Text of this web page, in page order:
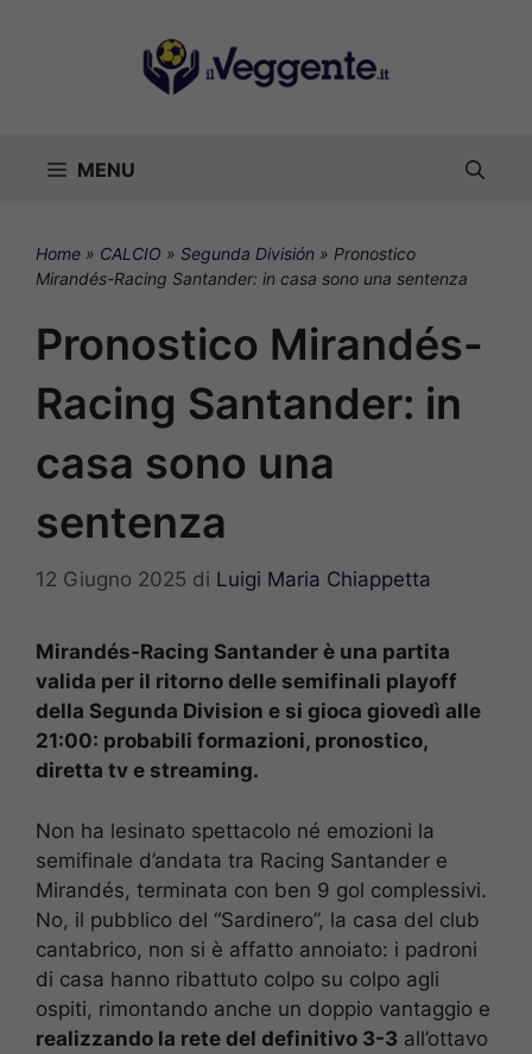
MENU
Home » CALCIO » Segunda División » Pronostico
Mirandés-Racing Santander: in casa sono una sentenza
Pronostico Mirandés-
Racing Santander: in
casa sono una
sentenza
12 Giugno 2025 di Luigi Maria Chiappetta
Mirandés-Racing Santander è una partita
valida per il ritorno delle semifinali playoff
della Segunda Division e si gioca giovedì alle
21:00: probabili formazioni, pronostico,
diretta tv e streaming.
Non ha lesinato spettacolo né emozioni la
semifinale d’andata tra Racing Santander e
Mirandés, terminata con ben 9 gol complessivi.
No, il pubblico del “Sardinero”, la casa del club
cantabrico, non si è affatto annoiato: i padroni
di casa hanno ribattuto colpo su colpo agli
ospiti, rimontando anche un doppio vantaggio e
realizzando la rete del definitivo 3-3 all’ottavo